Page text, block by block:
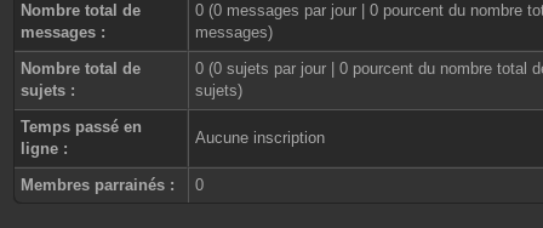
Nombre total de
messages :
0 (0 messages par jour | 0 pourcent du nombre
messages)
Nombre total de
sujets :
0 (0 sujets par jour | 0 pourcent du nombre total
sujets)
Temps passé en
ligne :
Aucune inscription
Membres parrainés : 0